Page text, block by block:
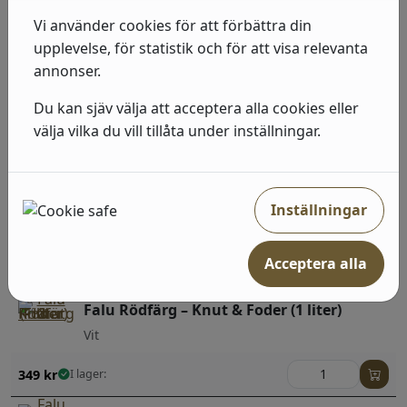
Populärt i denna kategori
Falu Rödfärg – Knut & Foder (1 liter)
Röd
Falu Rödfärg – Träfasad (1 liter)
Falu Rödfärg – Knut & Foder (1 liter)
Vit
349 kr I lager:
Vi använder cookies för att förbättra din
upplevelse, för statistik och för att visa relevanta
annonser.
Du kan sjäv välja att acceptera alla cookies eller
välja vilka du vill tillåta under inställningar.
Inställningar
Acceptera alla